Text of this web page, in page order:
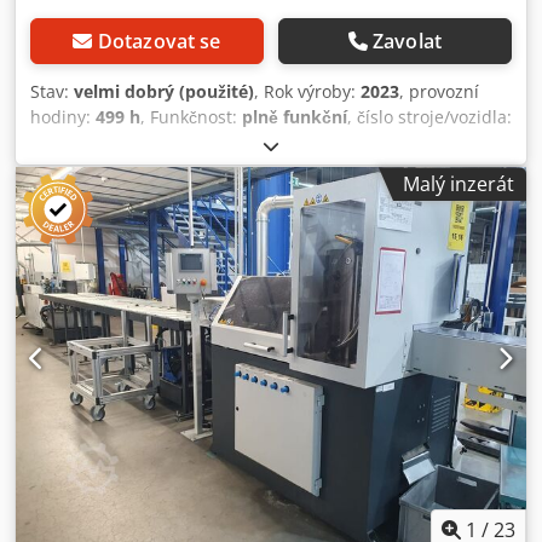
Dotazovat se Zavolat
Stav: velmi dobrý (použité), Rok výroby: 2023, provozní
hodiny: 499 h, Funkčnost: plně funkční, číslo stroje/vozidla:
, průměr pilového kotouče:
model kombinuje přesné zkracování s integrovanými
děrovacími operacemi, což jej činí ideálním pro složité
výrobní procesy: Pilová jednotka: Vybavená pilovým
kotoučem o průměru 500 mm. Pohon zajišťuje motor o
výkonu 7,5 kW (400 V) s plynulou regulací otáček. Děrovací
jednotka: Disponuje hydraulickou děrovací jednotkou na
straně odřezu s děrovací silou 250 kN. Děrování probíhá
svisle shora dolů a zásobníky děrovacích nástrojů umožňují
zpracování až 8 profilů současně. Podávání materiálu:
Podávání je řízeno kuličkovým šroubem a servomotorem s
maximální délkou posuvu 400 mm na jeden cyklus.
Ovládání: Moderní varianty často využívají řízení Siemens
S7 s dotykovým displejem pro intuitivní ovládání a přesné
programování. Stroj je konstruován pro průmyslový
nepřetržitý provoz a má následující fyzické parametry:
Malý inzerát
1 /23